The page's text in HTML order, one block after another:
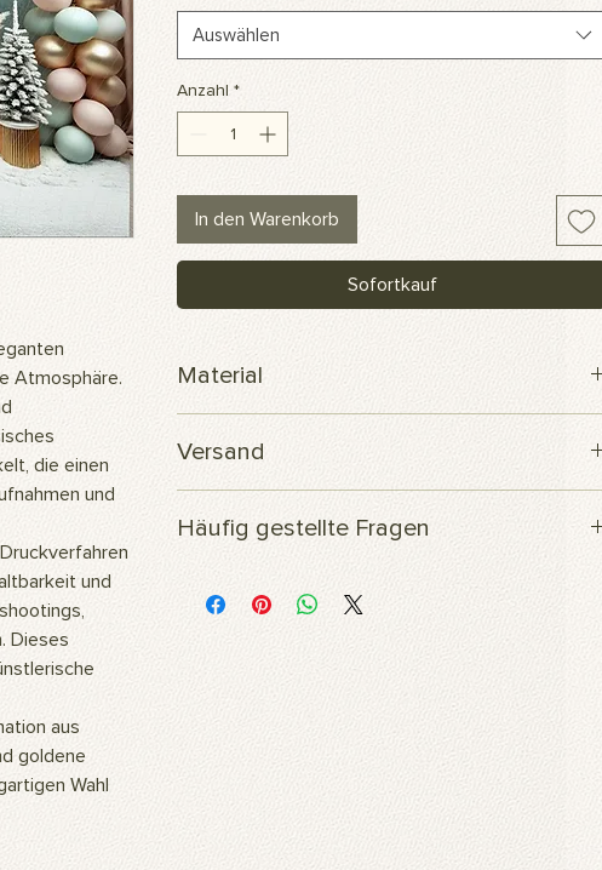
Atmosphäre.
die einen
und
und
Dieses
aus
goldene
Wahl
Auswählen
Anzahl *
In den Warenkorb
Sofortkauf
Material
Versand
versendet.
Häufig gestellte Fragen
Unsere Bilder werden auf strapazierfähigem,
Stoff ist flexibel und strapazierfähig und eignet sich
daher ideal für langlebige Hintergrunddrucke für
Fotoshootings und Dekorationszwecke.
Wie reinigt man das Produkt?
Unsere Produkte können in der Maschine gewaschen
oder mit einem feuchten Tuch abgewischt werden.
Wofür wird das Produkt verwendet?
Unsere Produkte sind als Hintergründe für
professionelle Studio-Fotoshootings konzipiert. Sie